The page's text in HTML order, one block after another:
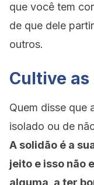
que você tem
de que dele
outros.
Cultive
Quem disse que
isolado ou de
A solidão é a
jeito e isso não
alguma, a ter